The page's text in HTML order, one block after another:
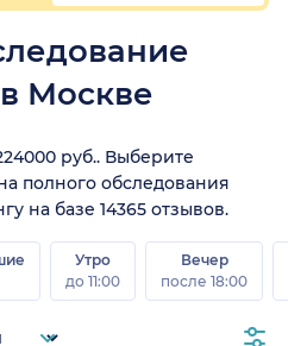
Москве
руб.. Выберите
полного обследования
на базе 14365 отзывов.
Утро
до 11:00
Вечер
после 18:00